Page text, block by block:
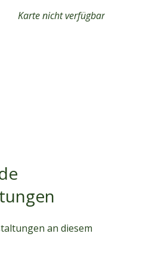
Karte nicht verfügbar
an diesem